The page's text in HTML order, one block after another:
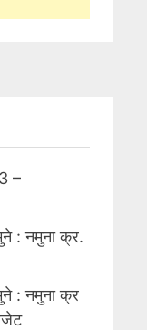
–
: नमुना क्र.
: नमुना क्र